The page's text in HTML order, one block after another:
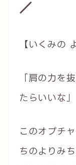
／
【いくみの
「肩の力を
たらいいな」
このオプチ
ちのよりみち